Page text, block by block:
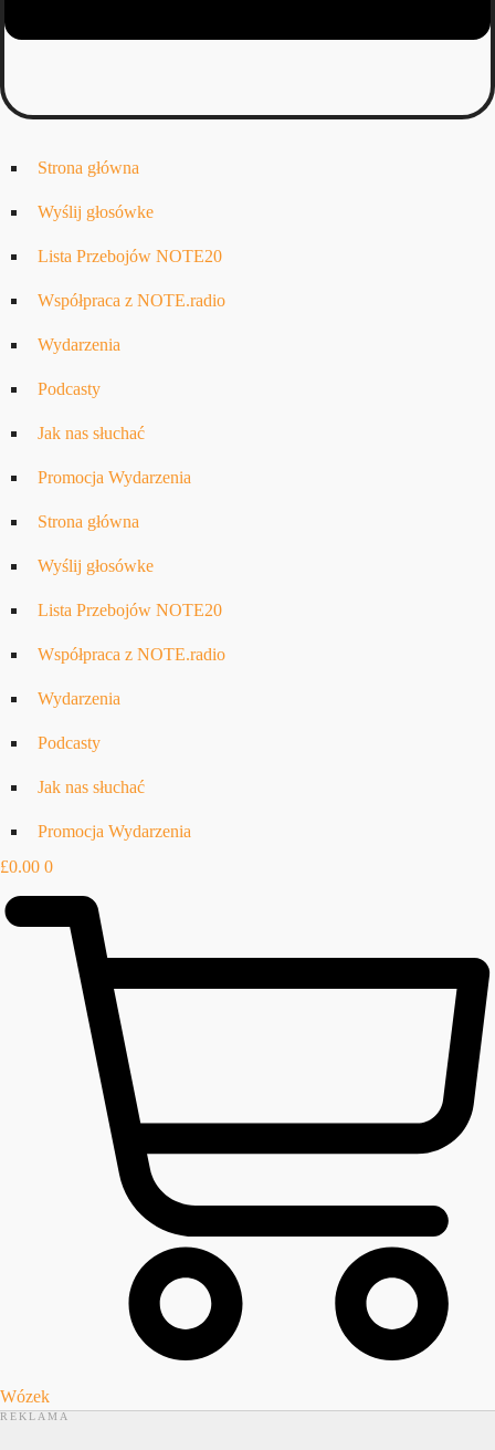
Strona główna
Wyślij głosówke
Lista Przebojów NOTE20
Współpraca z NOTE.radio
Wydarzenia
Podcasty
Jak nas słuchać
Promocja Wydarzenia
Strona główna
Wyślij głosówke
Lista Przebojów NOTE20
Współpraca z NOTE.radio
Wydarzenia
Podcasty
Jak nas słuchać
Promocja Wydarzenia
£0.00 0
Wózek